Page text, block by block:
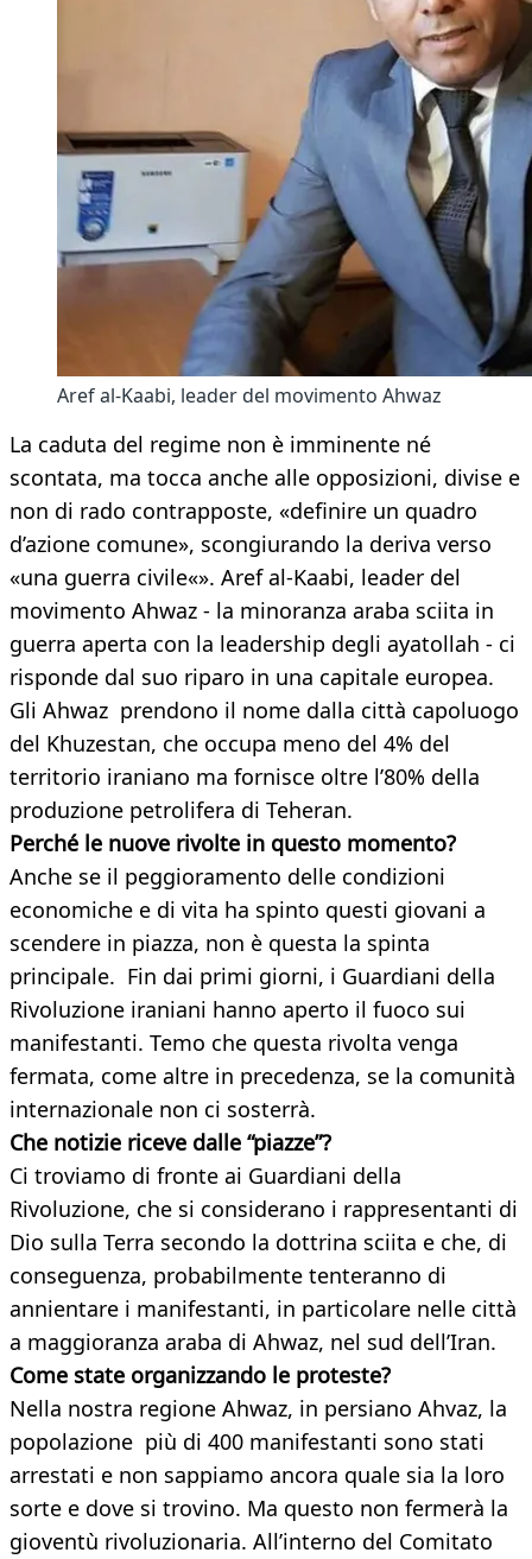
Aref al-Kaabi, leader del movimento Ahwaz
La caduta del regime non è imminente né
scontata, ma tocca anche alle opposizioni, divise e
non di rado contrapposte, «definire un quadro
d’azione comune», scongiurando la deriva verso
«una guerra civile«». Aref al-Kaabi, leader del
movimento Ahwaz - la minoranza araba sciita in
guerra aperta con la leadership degli ayatollah - ci
risponde dal suo riparo in una capitale europea.
Gli Ahwaz prendono il nome dalla città capoluogo
del Khuzestan, che occupa meno del 4% del
territorio iraniano ma fornisce oltre l’80% della
produzione petrolifera di Teheran.
Perché le nuove rivolte in questo momento?
Anche se il peggioramento delle condizioni
economiche e di vita ha spinto questi giovani a
scendere in piazza, non è questa la spinta
principale. Fin dai primi giorni, i Guardiani della
Rivoluzione iraniani hanno aperto il fuoco sui
manifestanti. Temo che questa rivolta venga
fermata, come altre in precedenza, se la comunità
internazionale non ci sosterrà.
Che notizie riceve dalle “piazze”?
Ci troviamo di fronte ai Guardiani della
Rivoluzione, che si considerano i rappresentanti di
Dio sulla Terra secondo la dottrina sciita e che, di
conseguenza, probabilmente tenteranno di
annientare i manifestanti, in particolare nelle città
a maggioranza araba di Ahwaz, nel sud dell’Iran.
Come state organizzando le proteste?
Nella nostra regione Ahwaz, in persiano Ahvaz, la
popolazione più di 400 manifestanti sono stati
arrestati e non sappiamo ancora quale sia la loro
sorte e dove si trovino. Ma questo non fermerà la
gioventù rivoluzionaria. All’interno del Comitato